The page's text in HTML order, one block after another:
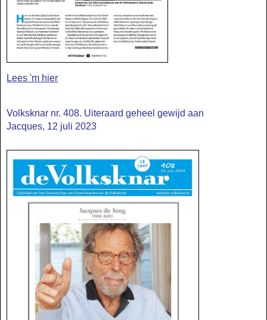
Lees 'm hier
Volksknar nr. 408. Uiteraard geheel gewijd aan
Jacques, 12 juli 2023